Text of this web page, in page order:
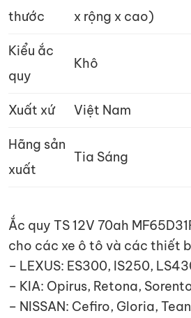
thước
x rộng x cao)
Kiểu ắc
quy
Khô
Xuất xứ Việt Nam
Hãng sản
xuất
Tia Sáng
Ắc quy TS 12V 70ah
cho các xe ô tô và các thiết
– LEXUS: ES300, IS250,
– KIA: Opirus, Retona,
– NISSAN: Cefiro, Gloria,